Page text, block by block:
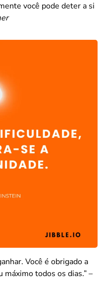
você pode deter a si
Você é obrigado a
todos os dias.” –